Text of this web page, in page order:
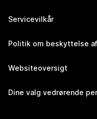
Servicevilkår
Politik om beskyttelse
Websiteoversigt
Dine valg vedrørende